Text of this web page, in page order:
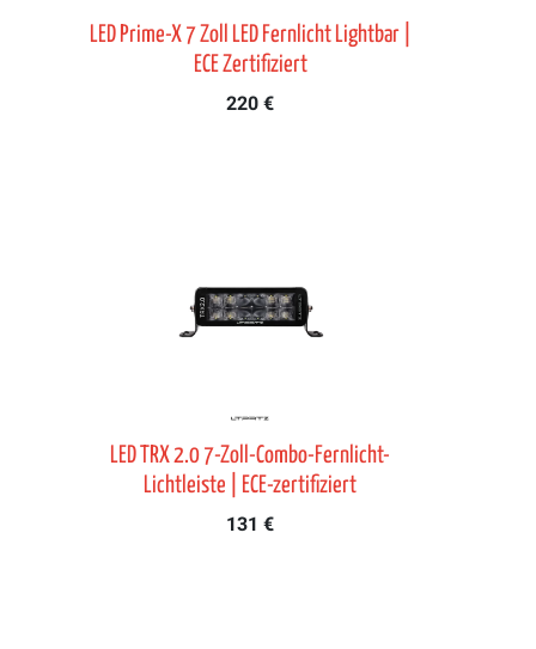
LED Prime-X 7 Zoll LED Fernlicht Lightbar |
ECE Zertifiziert
220 €
LED TRX 2.0 7-Zoll-Combo-Fernlicht-
Lichtleiste | ECE-zertifiziert
131 €